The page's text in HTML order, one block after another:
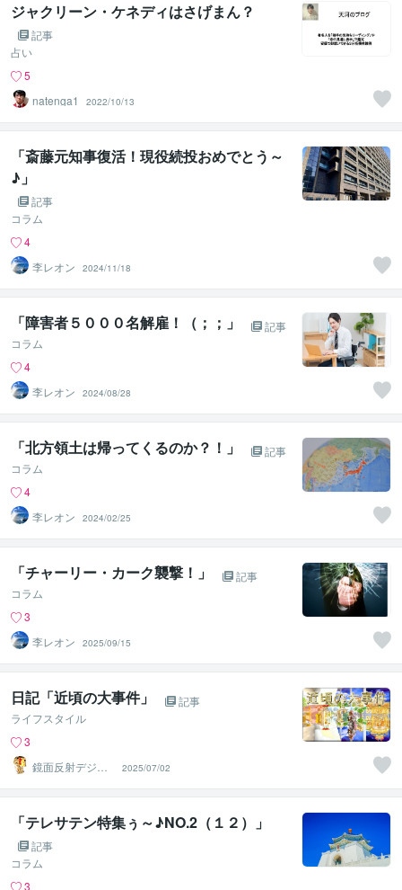
ジャクリーン・ケネディはさげまん？
記事
占い
5
natenga1
2022/10/13
「斎藤元知事復活！現役続投おめでとう～
♪」
記事
コラム
4
李レオン
2024/11/18
「障害者５０００名解雇！（；；」
記事
コラム
4
李レオン
2024/08/28
「北方領土は帰ってくるのか？！」
記事
コラム
4
李レオン
2024/02/25
「チャーリー・カーク襲撃！」
記事
コラム
3
李レオン
2025/09/15
日記「近頃の大事件」
記事
ライフスタイル
3
鏡面反射デジタ
ルアート製作所
（鈴木穣）
2025/07/02
「テレサテン特集ぅ～♪NO.2（１２）」
記事
コラム
3